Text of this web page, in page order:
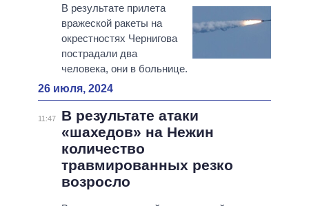
В результате прилета
вражеской ракеты на
окрестностях Чернигова
пострадали два
человека, они в больнице.
26 июля, 2024
11:47
В результате атаки
«шахедов» на Нежин
количество
травмированных резко
возросло